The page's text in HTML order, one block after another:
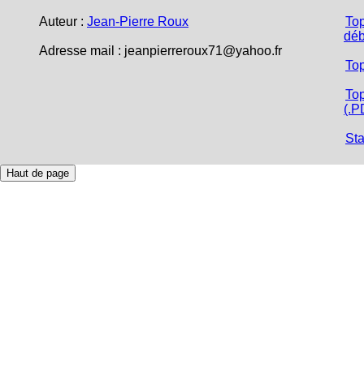
Auteur : Jean-Pierre Roux
Adresse mail : jeanpierreroux71@yahoo.fr
Haut de page